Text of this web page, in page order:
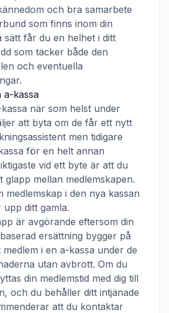
och bra samarbete
som finns inom din
sätt får du en helhet i ditt
som täcker både den
och eventuella
a-kassa
när som helst under
att byta om de får ett nytt
men tidigare
för en helt annan
vid ett byte är att du
glapp mellan medlemskapen.
medlemskap i den nya kassan
upp ditt gamla.
är avgörande eftersom din
ersättning bygger på
i en a-kassa under de
utan avbrott. Om du
din medlemstid med dig till
och du behåller ditt intjänade
att du kontaktar